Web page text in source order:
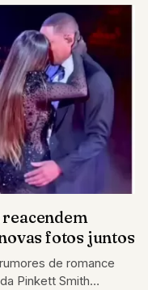
fotos juntos
de romance
Pinkett Smith